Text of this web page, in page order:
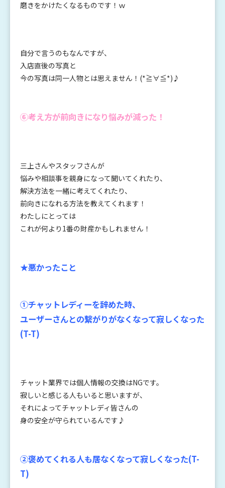
磨きをかけたくなるものです！ｗ
自分で言うのもなんですが、
入店直後の写真と
今の写真は同一人物とは思えません！(*≧∀≦*)♪
⑥考え方が前向きになり悩みが減った！
三上さんやスタッフさんが
悩みや相談事を親身になって聞いてくれたり、
解決方法を一緒に考えてくれたり、
前向きになれる方法を教えてくれます！
わたしにとっては
これが何より1番の財産かもしれません！
★悪かったこと
①チャットレディーを辞めた時、
ユーザーさんとの繋がりがなくなって寂しくなった
(T-T)
チャット業界では個人情報の交換はNGです。
寂しいと感じる人もいると思いますが、
それによってチャットレディ皆さんの
身の安全が守られているんです♪
②褒めてくれる人も居なくなって寂しくなった(T-
T)